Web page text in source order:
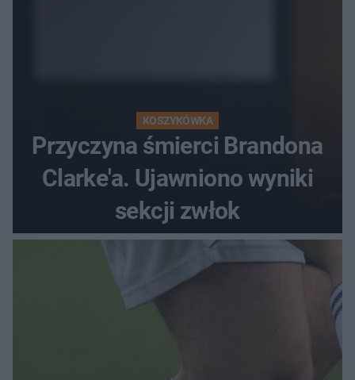
KOSZYKÓWKA
Przyczyna śmierci Brandona
Clarke'a. Ujawniono wyniki
sekcji zwłok